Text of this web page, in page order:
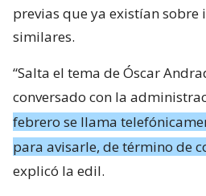
previas que ya existían sobre
similares.
“Salta el tema de Óscar
conversado con la
febrero se llama
para avisarle, de término de
explicó la edil.